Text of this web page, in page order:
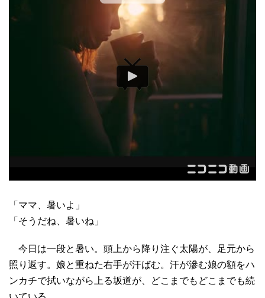
「ママ、暑いよ」
「そうだね、暑いね」
今日は一段と暑い。頭上から降り注ぐ太陽が、足元から
照り返す。娘と重ねた右手が汗ばむ。汗が滲む娘の額をハ
ンカチで拭いながら上る坂道が、どこまでもどこまでも続